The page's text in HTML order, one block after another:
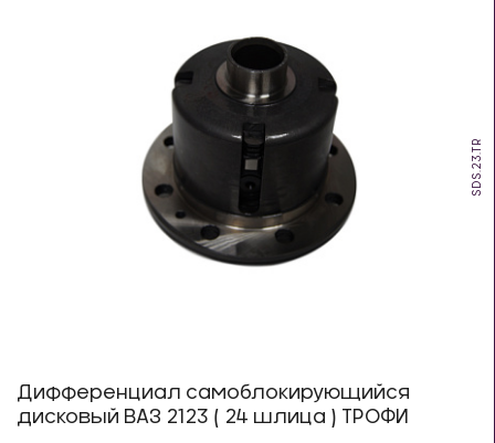
SDS.23.TR
Дифференциал самоблокирующийся
дисковый ВАЗ 2123 ( 24 шлица ) ТРОФИ